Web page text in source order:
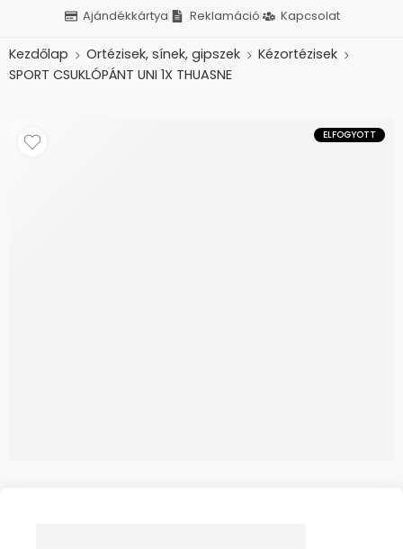
Ajándékkártya Reklamáció Kapcsolat
Kezdőlap Ortézisek, sínek, gipszek
Kézortézisek
SPORT CSUKLÓPÁNT UNI 1X THUASNE
ELFOGYOTT